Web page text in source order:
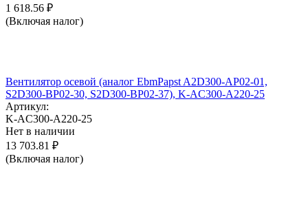
1 618.56 ₽
(Включая налог)
Вентилятор осевой (аналог EbmPapst A2D300-AP02-01,
S2D300-BP02-30, S2D300-BP02-37), K-AC300-A220-25
Артикул:
K-AC300-A220-25
Нет в наличии
13 703.81 ₽
(Включая налог)